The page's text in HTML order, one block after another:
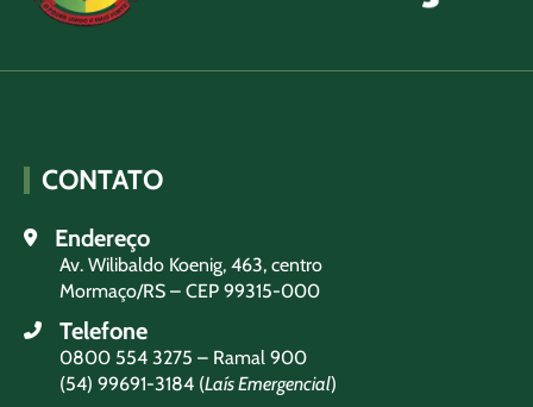
CONTATO
Endereço
Av. Wilibaldo Koenig, 463, centro
Mormaço/RS – CEP 99315-000
Telefone
0800 554 3275 – Ramal 900
(54) 99691-3184 (Laís Emergencial)